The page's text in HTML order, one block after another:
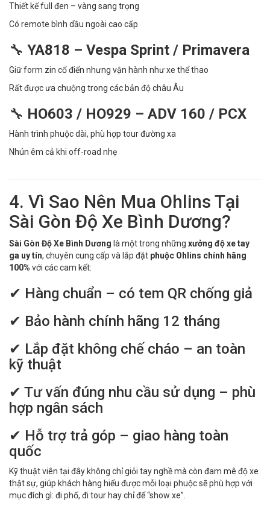
Thiết kế full đen – vàng sang trọng
Có remote bình dầu ngoài cao cấp
🔧 YA818 – Vespa Sprint / Primavera
Giữ form zin cổ điển nhưng vận hành như xe thể thao
Rất được ưa chuộng trong các bản độ châu Âu
🔧 HO603 / HO929 – ADV 160 / PCX
Hành trình phuộc dài, phù hợp tour đường xa
Nhún êm cả khi off-road nhẹ
4. Vì Sao Nên Mua Ohlins Tại
Sài Gòn Độ Xe Bình Dương?
Sài Gòn Độ Xe Bình Dương là một trong những xưởng độ xe tay
ga uy tín, chuyên cung cấp và lắp đặt phuộc Ohlins chính hãng
100% với các cam kết:
✔ Hàng chuẩn – có tem QR chống giả
✔ Bảo hành chính hãng 12 tháng
✔ Lắp đặt không chế cháo – an toàn
kỹ thuật
✔ Tư vấn đúng nhu cầu sử dụng – phù
hợp ngân sách
✔ Hỗ trợ trả góp – giao hàng toàn
quốc
Kỹ thuật viên tại đây không chỉ giỏi tay nghề mà còn đam mê độ xe
thật sự, giúp khách hàng hiểu được mỗi loại phuộc sẽ phù hợp với
mục đích gì: đi phố, đi tour hay chỉ để “show xe”.